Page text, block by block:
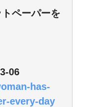
ペーパーを
06
has-
every-day